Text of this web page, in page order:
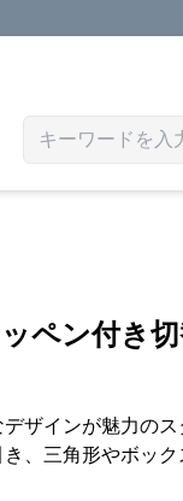
ペン付き
ザインが魅力のス
、三角形やボッ